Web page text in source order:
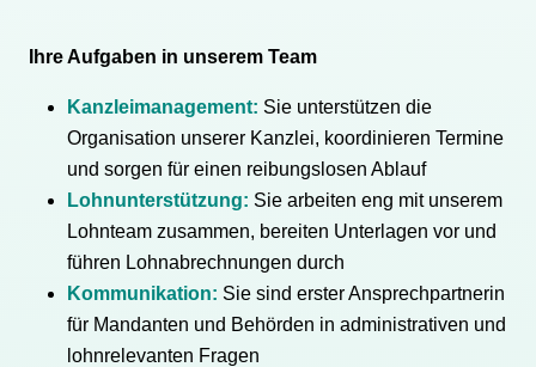
Ihre Aufgaben in unserem Team
Kanzleimanagement: Sie unterstützen die
Organisation unserer Kanzlei, koordinieren Termine
und sorgen für einen reibungslosen Ablauf
Lohnunterstützung: Sie arbeiten eng mit unserem
Lohnteam zusammen, bereiten Unterlagen vor und
führen Lohnabrechnungen durch
Kommunikation: Sie sind erster Ansprechpartnerin
für Mandanten und Behörden in administrativen und
lohnrelevanten Fragen